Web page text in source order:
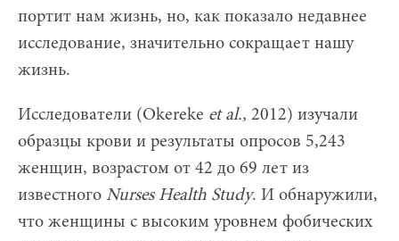
портит нам жизнь, но, как показало недавнее
исследование, значительно сокращает нашу
жизнь.
Исследователи (Okereke et al., 2012) изучали
образцы крови и результаты опросов 5,243
женщин, возрастом от 42 до 69 лет из
известного Nurses Health Study. И обнаружили,
что женщины с высоким уровнем фобических